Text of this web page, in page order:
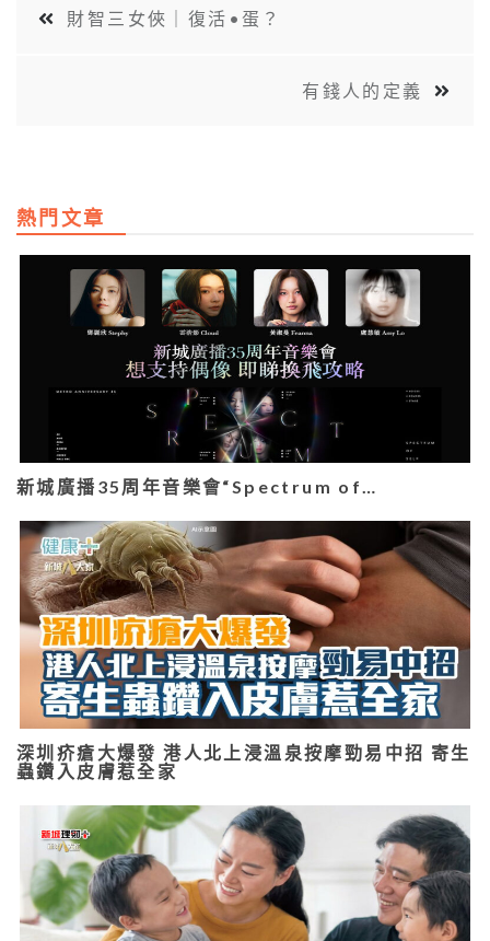
財智三女俠｜復活•蛋？
有錢人的定義
熱門文章
新城廣播35周年音樂會“Spectrum of…
深圳疥瘡大爆發 港人北上浸溫泉按摩勁易中招 寄生
蟲鑽入皮膚惹全家